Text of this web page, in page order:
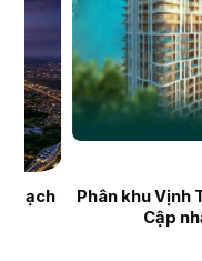
Phân tích quy hoạch